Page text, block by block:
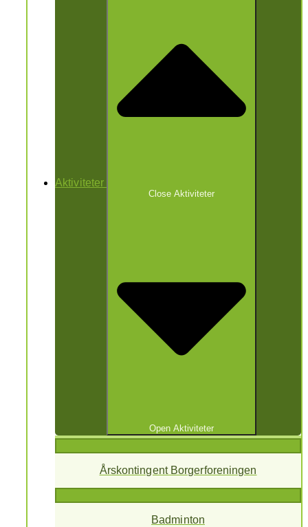
Aktiviteter
Close Aktiviteter
Open Aktiviteter
Årskontingent Borgerforeningen
Badminton